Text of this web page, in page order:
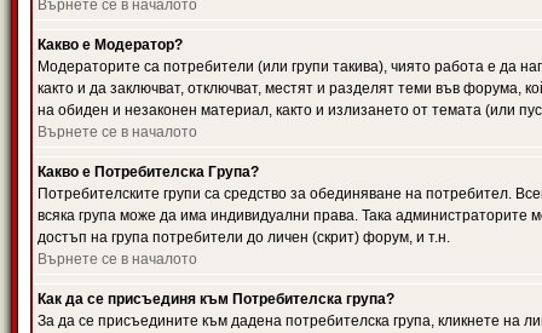
Върнете се в началото
Какво е Модератор?
Модераторите са потребители (или групи такива), чиято работа е да
както и да заключват, отключват, местят и разделят теми във форума,
на обиден и незаконен материал, както и излизането от темата (или
Върнете се в началото
Какво е Потребителска Група?
Потребителските групи са средство за обединяване на потребител.
всяка група може да има индивидуални права. Така
достъп на група потребители до личен (скрит) форум, и т.н.
Върнете се в началото
Как да се присъединя към Потребителска група?
За да се присъедините към дадена потребителска група, кликнете на